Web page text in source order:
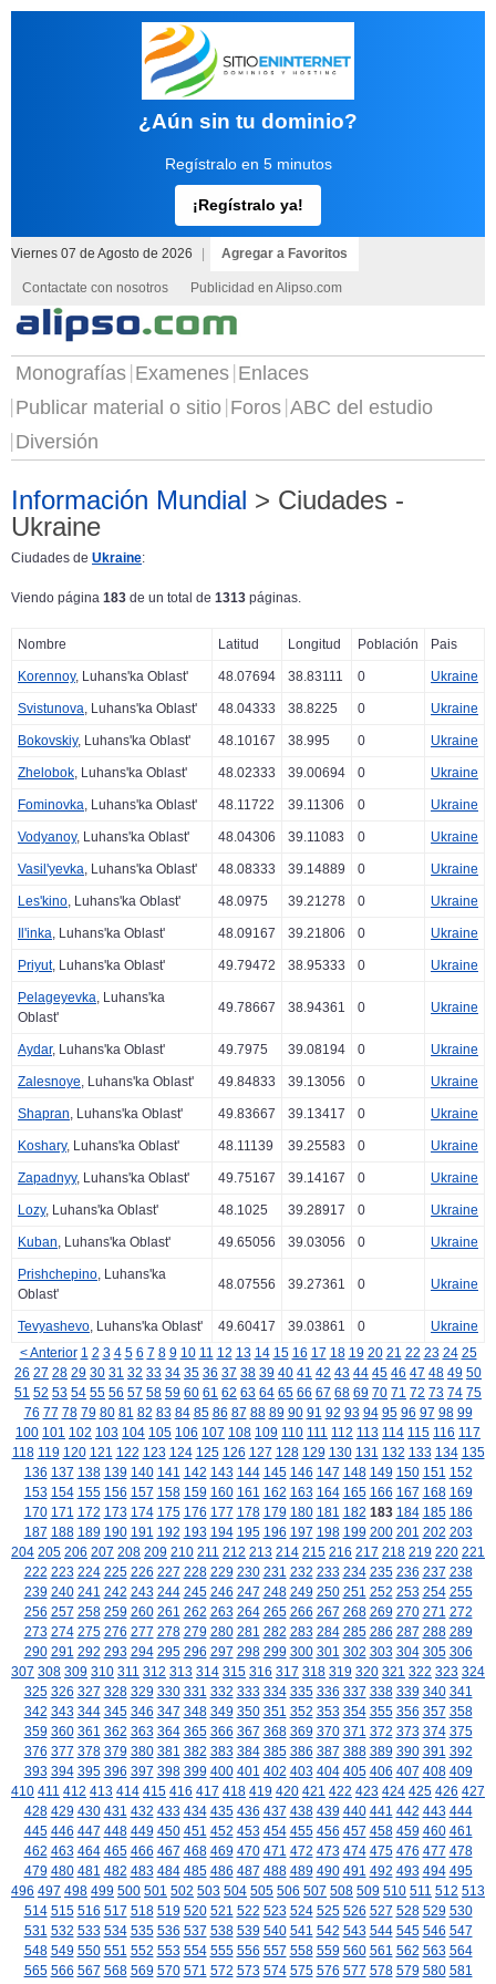
¿Aún sin tu dominio?
Regístralo en 5 minutos
¡Regístralo ya!
Viernes 07 de Agosto de 2026 Agregar a Favoritos
Contactate con nosotros Publicidad en Alipso.com
Monografías Examenes Enlaces
Publicar material o sitio Foros ABC del estudio
Diversión
Información Mundial > Ciudades -
Ukraine
Ciudades de Ukraine:
Viendo página 183 de un total de 1313 páginas.
Nombre Latitud Longitud Población Pais
Korennoy, Luhans'ka Oblast' 48.07694 38.83111 0 Ukraine
Svistunova, Luhans'ka Oblast' 48.04333 38.8225 0 Ukraine
Bokovskiy, Luhans'ka Oblast' 48.10167 38.995 0 Ukraine
Zhelobok, Luhans'ka Oblast' 48.02333 39.00694 0 Ukraine
Fominovka, Luhans'ka Oblast' 48.11722 39.11306 0 Ukraine
Vodyanoy, Luhans'ka Oblast' 48.04306 39.11083 0 Ukraine
Vasil'yevka, Luhans'ka Oblast' 48.08333 39.14889 0 Ukraine
Les'kino, Luhans'ka Oblast' 48.0975 39.21278 0 Ukraine
Il'inka, Luhans'ka Oblast' 48.09167 39.21806 0 Ukraine
Priyut, Luhans'ka Oblast' 49.79472 38.95333 0 Ukraine
Pelageyevka, Luhans'ka
Oblast'
49.78667 38.94361 0 Ukraine
Aydar, Luhans'ka Oblast' 49.7975 39.08194 0 Ukraine
Zalesnoye, Luhans'ka Oblast' 49.84833 39.13056 0 Ukraine
Shapran, Luhans'ka Oblast' 49.83667 39.13417 0 Ukraine
Koshary, Luhans'ka Oblast' 48.11139 39.25583 0 Ukraine
Zapadnyy, Luhans'ka Oblast' 49.75167 39.14167 0 Ukraine
Lozy, Luhans'ka Oblast' 48.1025 39.28917 0 Ukraine
Kuban, Luhans'ka Oblast' 49.65056 39.03056 0 Ukraine
Prishchepino, Luhans'ka
Oblast'
48.07556 39.27361 0 Ukraine
Tevyashevo, Luhans'ka Oblast' 49.60417 39.03861 0
Ukraine
< Anterior 1 2 3 4 5 6 7 8 9 10 11 12 13 14 15 16 17 18 19 20 21 22 23 24 25
26 27 28 29 30 31 32 33 34 35 36 37 38 39 40 41 42 43 44 45 46 47 48 49 50
51 52 53 54 55 56 57 58 59 60 61 62 63 64 65 66 67 68 69 70 71 72 73 74 75
76 77 78 79 80 81 82 83 84 85 86 87 88 89 90 91 92 93 94 95 96 97 98 99
100 101 102 103 104 105 106 107 108 109 110 111 112 113 114 115 116 117
118 119 120 121 122 123 124 125 126 127 128 129 130 131 132 133 134 135
136 137 138 139 140 141 142 143 144 145 146 147 148 149 150 151 152
153 154 155 156 157 158 159 160 161 162 163 164 165 166 167 168 169
170 171 172 173 174 175 176 177 178 179 180 181 182 183 184 185 186
187 188 189 190 191 192 193 194 195 196 197 198 199 200 201 202 203
204 205 206 207 208 209 210 211 212 213 214 215 216 217 218 219 220 221
222 223 224 225 226 227 228 229 230 231 232 233 234 235 236 237 238
239 240 241 242 243 244 245 246 247 248 249 250 251 252 253 254 255
256 257 258 259 260 261 262 263 264 265 266 267 268 269 270 271 272
273 274 275 276 277 278 279 280 281 282 283 284 285 286 287 288 289
290 291 292 293 294 295 296 297 298 299 300 301 302 303 304 305 306
307 308 309 310 311 312 313 314 315 316 317 318 319 320 321 322 323 324
325 326 327 328 329 330 331 332 333 334 335 336 337 338 339 340 341
342 343 344 345 346 347 348 349 350 351 352 353 354 355 356 357 358
359 360 361 362 363 364 365 366 367 368 369 370 371 372 373 374 375
376 377 378 379 380 381 382 383 384 385 386 387 388 389 390 391 392
393 394 395 396 397 398 399 400 401 402 403 404 405 406 407 408 409
410 411 412 413 414 415 416 417 418 419 420 421 422 423 424 425 426 427
428 429 430 431 432 433 434 435 436 437 438 439 440 441 442 443 444
445 446 447 448 449 450 451 452 453 454 455 456 457 458 459 460 461
462 463 464 465 466 467 468 469 470 471 472 473 474 475 476 477 478
479 480 481 482 483 484 485 486 487 488 489 490 491 492 493 494 495
496 497 498 499 500 501 502 503 504 505 506 507 508 509 510 511 512 513
514 515 516 517 518 519 520 521 522 523 524 525 526 527 528 529 530
531 532 533 534 535 536 537 538 539 540 541 542 543 544 545 546 547
548 549 550 551 552 553 554 555 556 557 558 559 560 561 562 563 564
565 566 567 568 569 570 571 572 573 574 575 576 577 578 579 580 581